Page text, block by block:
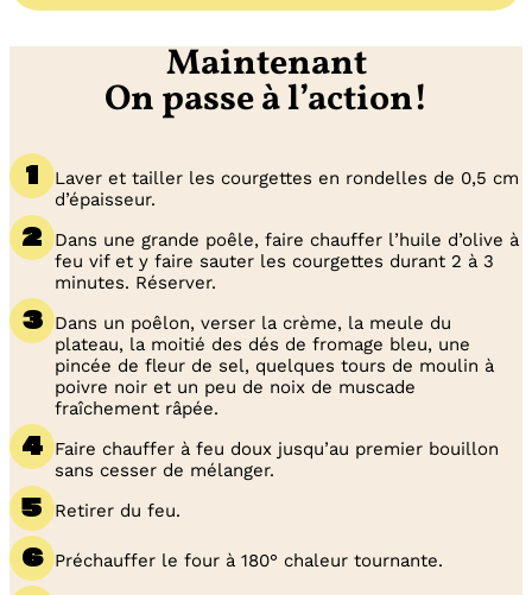
Maintenant
On passe à l’action!
Laver et tailler les courgettes en rondelles de 0,5 cm
d’épaisseur.
Dans une grande poêle, faire chauffer l’huile d’olive à
feu vif et y faire sauter les courgettes durant 2 à 3
minutes. Réserver.
Dans un poêlon, verser la crème, la meule du
plateau, la moitié des dés de fromage bleu, une
pincée de fleur de sel, quelques tours de moulin à
poivre noir et un peu de noix de muscade
fraîchement râpée.
Faire chauffer à feu doux jusqu’au premier bouillon
sans cesser de mélanger.
Retirer du feu.
Préchauffer le four à 180° chaleur tournante.